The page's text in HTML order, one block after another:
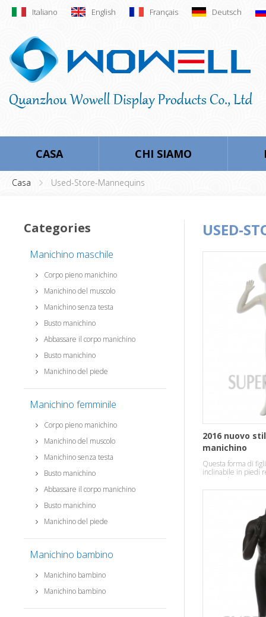
Italiano English Français Deutsch
CASA CHI SIAMO
Casa Used-Store-Mannequins
Categories
Manichino maschile
Corpo pieno manichino
Manichino del muscolo
Manichino senza testa
Busto manichino
Abbassare il corpo manichino
Busto manichino
Manichino del piede
Manichino femminile
Corpo pieno manichino
Manichino del muscolo
Manichino senza testa
Busto manichino
Abbassare il corpo manichino
Busto manichino
Manichino del piede
Manichino bambino
Manichino bambino
Manichino bambino
USED-
2016 nuovo
manichino
Questa forma di
inclinabile in piedi
effetto di